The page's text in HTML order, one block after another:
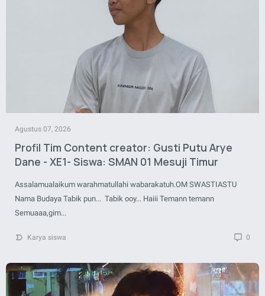
Agustus 07, 2026
Profil Tim Content creator: Gusti Putu Arye
Dane - XE1- Siswa: SMAN 01 Mesuji Timur
Assalamualaikum warahmatullahi wabarakatuh.OM SWASTIASTU
Nama Budaya Tabik pun... Tabik ooy... Haiii Temann temann
Semuaaa,gim...
Karya siswa 0